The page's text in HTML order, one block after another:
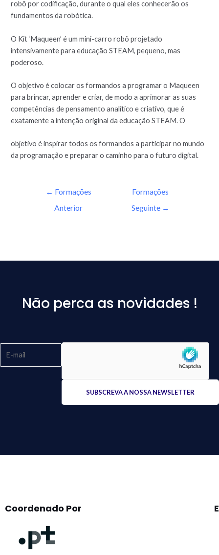
robô por codificação, durante o qual eles conhecerão os
fundamentos da robótica.
O Kit ‘Maqueen’ é um mini-carro robô projetado
intensivamente para educação STEAM, pequeno, mas
poderoso.
O objetivo é colocar os formandos a programar o Maqueen
para brincar, aprender e criar, de modo a aprimorar as suas
competências de pensamento analítico e criativo, que é
exatamente a intenção original da educação STEAM. O
objetivo é inspirar todos os formandos a participar no mundo
da programação e preparar o caminho para o futuro digital.
← Formações
Anterior
Formações
Seguinte →
Não perca as novidades !
Coordenado Por